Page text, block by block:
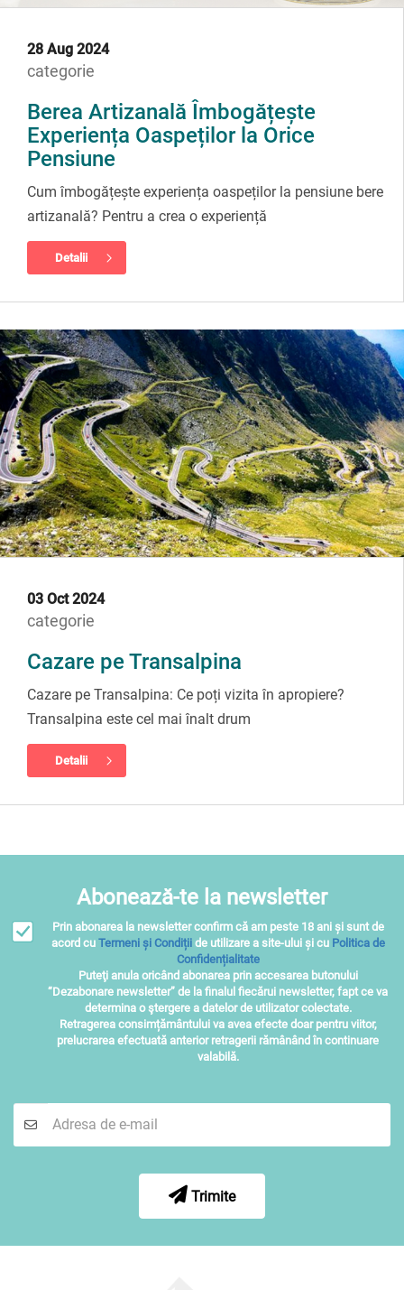
28 Aug 2024
categorie
Berea Artizanală Îmbogățește
Experiența Oaspeților la Orice
Pensiune
Cum îmbogățește experiența oaspeților la pensiune bere
artizanală? Pentru a crea o experiență
Detalii
03 Oct 2024
categorie
Cazare pe Transalpina
Cazare pe Transalpina: Ce poți vizita în apropiere?
Transalpina este cel mai înalt drum
Detalii
Abonează-te la newsletter
Prin abonarea la newsletter confirm că am peste 18 ani și sunt de
acord cu Termeni și Condițiide utilizare a site-ului și cu Politica de
Confidențialitate
Puteţi anula oricând abonarea prin accesarea butonului
“Dezabonare newsletter” de la finalul fiecărui newsletter, fapt ce va
determina o ştergere a datelor de utilizator colectate.
Retragerea consimțământului va avea efecte doar pentru viitor,
prelucrarea efectuată anterior retragerii rămânând în continuare
valabilă.
Trimite